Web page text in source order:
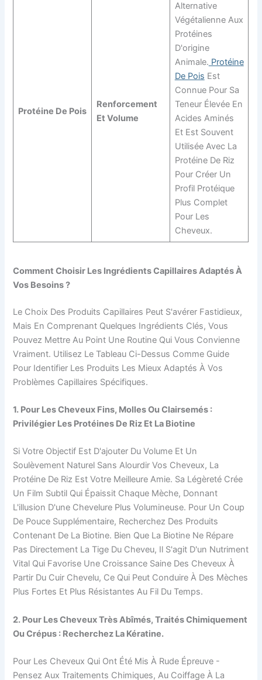
Protéine De Pois
Renforcement
Et Volume
Alternative
Végétalienne Aux
Protéines
D'origine
Animale. Protéine
De Pois Est
Connue Pour Sa
Teneur Élevée En
Acides Aminés
Et Est Souvent
Utilisée Avec La
Protéine De Riz
Pour Créer Un
Profil Protéique
Plus Complet
Pour Les
Cheveux.
Comment Choisir Les Ingrédients Capillaires Adaptés À
Vos Besoins ?
Le Choix Des Produits Capillaires Peut S'avérer Fastidieux,
Mais En Comprenant Quelques Ingrédients Clés, Vous
Pouvez Mettre Au Point Une Routine Qui Vous Convienne
Vraiment. Utilisez Le Tableau Ci-Dessus Comme Guide
Pour Identifier Les Produits Les Mieux Adaptés À Vos
Problèmes Capillaires Spécifiques.
1. Pour Les Cheveux Fins, Molles Ou Clairsemés :
Privilégier Les Protéines De Riz Et La Biotine
Si Votre Objectif Est D'ajouter Du Volume Et Un
Soulèvement Naturel Sans Alourdir Vos Cheveux, La
Protéine De Riz Est Votre Meilleure Amie. Sa Légèreté Crée
Un Film Subtil Qui Épaissit Chaque Mèche, Donnant
L'illusion D'une Chevelure Plus Volumineuse. Pour Un Coup
De Pouce Supplémentaire, Recherchez Des Produits
Contenant De La Biotine. Bien Que La Biotine Ne Répare
Pas Directement La Tige Du Cheveu, Il S'agit D'un Nutriment
Vital Qui Favorise Une Croissance Saine Des Cheveux À
Partir Du Cuir Chevelu, Ce Qui Peut Conduire À Des Mèches
Plus Fortes Et Plus Résistantes Au Fil Du Temps.
2. Pour Les Cheveux Très Abîmés, Traités Chimiquement
Ou Crépus : Recherchez La Kératine.
Pour Les Cheveux Qui Ont Été Mis À Rude Épreuve -
Pensez Aux Traitements Chimiques, Au Coiffage À La